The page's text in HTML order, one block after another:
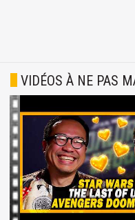
VIDÉOS À NE PAS